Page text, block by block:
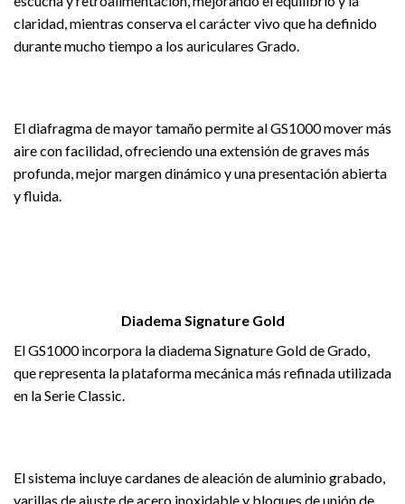
claridad, mientras conserva el carácter vivo que ha definido
durante mucho tiempo a los auriculares Grado.
El diafragma de mayor tamaño permite al GS1000 mover más
aire con facilidad, ofreciendo una extensión de graves más
profunda, mejor margen dinámico y una presentación abierta
y fluida.
Diadema Signature Gold
El GS1000 incorpora la diadema Signature Gold de Grado,
que representa la plataforma mecánica más refinada utilizada
en la Serie Classic.
El sistema incluye cardanes de aleación de aluminio grabado,
varillas de ajuste de acero inoxidable y bloques de unión de